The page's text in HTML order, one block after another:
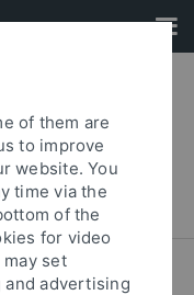
of them are
to improve
website. You
time via the
of the
for video
set
advertising